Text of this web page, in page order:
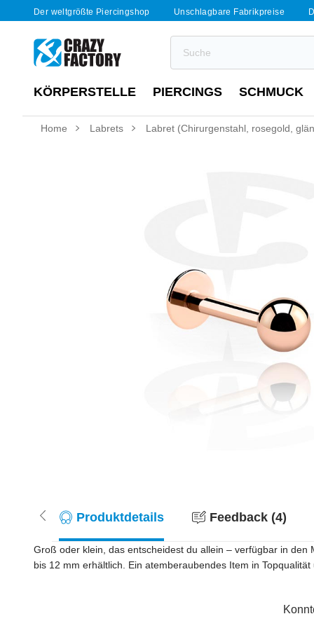
Der weltgrößte Piercingshop Unschlagbare Fabrikpreise
KÖRPERSTELLE PIERCINGS SCHMUCK
Home Labrets Labret (Chirurgenstahl, rosegold,
Produktdetails Feedback (4)
Groß oder klein, das entscheidest du allein – verfügbar in
bis 12 mm erhältlich. Ein atemberaubendes Item in